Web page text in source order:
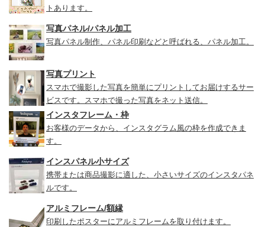
トあります。
写真パネル/パネル加工
写真パネル制作、パネル印刷などと呼ばれる、パネル加工。
写真プリント
スマホで撮影した写真を簡単にプリントしてお届けするサー
ビスです。スマホで撮った写真をネット送信。
インスタフレーム・枠
お客様のデータから、インスタグラム風の枠を作成できま
す。
インスパネル小サイズ
携帯または商品撮影に適した、小さいサイズのインスタパネ
ルです。
アルミフレーム/額縁
印刷したポスターにアルミフレームを取り付けます。